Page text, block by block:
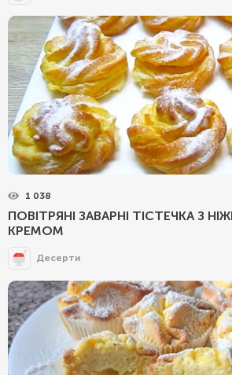
1 038
ПОВІТРЯНІ ЗАВАРНІ ТІСТЕЧКА З
КРЕМОМ
Десерти